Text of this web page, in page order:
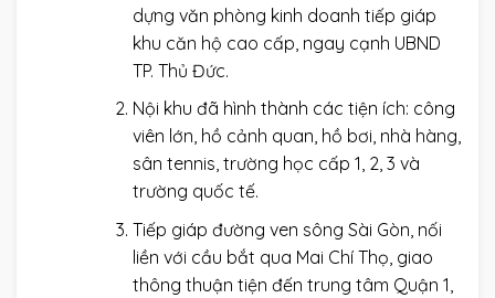
dựng văn phòng kinh doanh tiếp giáp
khu căn hộ cao cấp, ngay cạnh UBND
TP. Thủ Đức.
Nội khu đã hình thành các tiện ích: công
viên lớn, hồ cảnh quan, hồ bơi, nhà hàng,
sân tennis, trường học cấp 1, 2, 3 và
trường quốc tế.
Tiếp giáp đường ven sông Sài Gòn, nối
liền với cầu bắt qua Mai Chí Thọ, giao
thông thuận tiện đến trung tâm Quận 1,